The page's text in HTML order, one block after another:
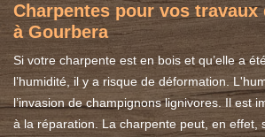
Charpentes pour vos travaux
à Gourbera
Si votre charpente est en bois et qu’elle a
l’humidité, il y a risque de déformation.
l’invasion de champignons lignivores. Il est
à la réparation. La charpente peut, en effet,